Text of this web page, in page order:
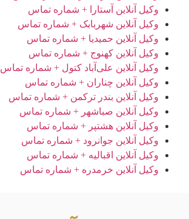
وکیل آنلاین آستارا + شماره تماس
وکیل آنلاین شهربابک + شماره تماس
وکیل آنلاین حمیدیا + شماره تماس
وکیل آنلاین کهنوج + شماره تماس
وکیل آنلاین علی‌آباد کتول + شماره تماس
وکیل آنلاین چناران + شماره تماس
وکیل آنلاین بندر ترکمن + شماره تماس
وکیل آنلاین صباشهر + شماره تماس
وکیل آنلاین هشتپر + شماره تماس
وکیل آنلاین جوانرود + شماره تماس
وکیل آنلاین اقبالیه + شماره تماس
وکیل آنلاین خرمدره + شماره تماس